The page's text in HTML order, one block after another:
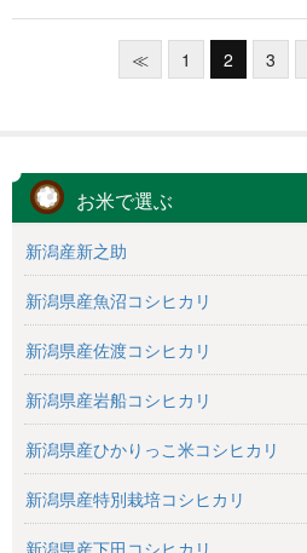
≪ 1 2 3
お米で選ぶ
新潟産新之助
新潟県産魚沼コシヒカリ
新潟県産佐渡コシヒカリ
新潟県産岩船コシヒカリ
新潟県産ひかりっこ米コシヒカリ
新潟県産特別栽培コシヒカリ
新潟県産下田コシヒカリ